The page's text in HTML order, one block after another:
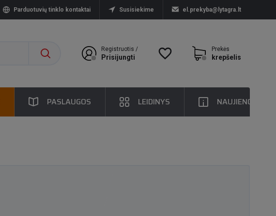
Parduotuvių tinklo kontaktai Susisiekime el.prekyba@lytagra.lt
Prekės
krepšelis
favorite_border
Registruotis /
Prisijungti
PASLAUGOS LEIDINYS NAUJIENOS